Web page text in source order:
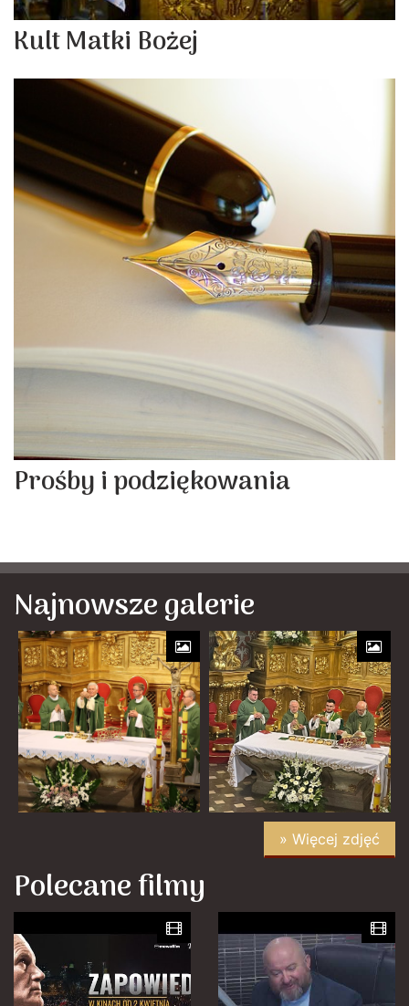
Kult Matki Bożej
Prośby i podziękowania
Najnowsze galerie
» Więcej zdjęć
Polecane filmy